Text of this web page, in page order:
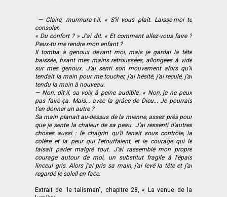
— Claire, murmura-t-il. « S’il vous plaît. Laisse-moi te
consoler.
« Du confort ? » J’ai dit. « Et comment allez-vous faire ?
Peux-tu me rendre mon enfant ?
Il tomba à genoux devant moi, mais je gardai la tête
baissée, fixant mes mains retroussées, allongées à vide
sur mes genoux. J’ai senti son mouvement alors qu’il
tendait la main pour me toucher, j’ai hésité, j’ai reculé, j’ai
tendu la main à nouveau.
— Non, dit-il, sa voix à peine audible. « Non, je ne peux
pas faire ça. Mais... avec la grâce de Dieu... Je pourrais
t’en donner un autre ?
Sa main planait au-dessus de la mienne, assez près pour
que je sente la chaleur de sa peau. J’ai ressenti d’autres
choses aussi : le chagrin qu’il tenait sous contrôle, la
colère et la peur qui l’étouffaient, et le courage qui le
faisait parler malgré tout. J’ai rassemblé mon propre
courage autour de moi, un substitut fragile à l’épais
linceul gris. Alors j’ai pris sa main, j’ai levé la tête et j’ai
regardé le soleil en face.
Extrait de 'le talisman", chapitre 28, « La venue de la